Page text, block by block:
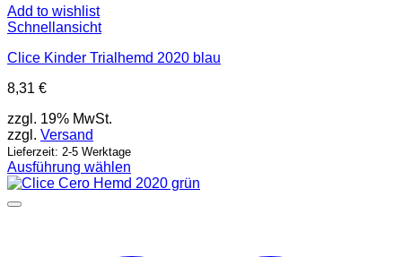
Add to wishlist
Schnellansicht
Clice Kinder Trialhemd 2020 blau
8,31 €
zzgl. 19% MwSt.
zzgl. Versand
Lieferzeit: 2-5 Werktage
Ausführung wählen
Dieses
Produkt